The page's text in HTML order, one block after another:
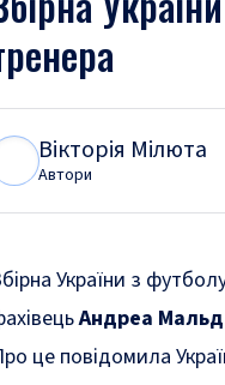
Вікторія Мілюта
Автори
України з
Андреа
цеповідомила